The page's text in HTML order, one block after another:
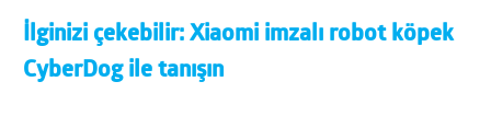
İlginizi çekebilir:Xiaomi imzalı robot köpek
CyberDog ile tanışın